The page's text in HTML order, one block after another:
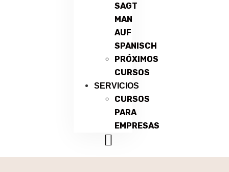
SAGT
MAN
AUF
SPANISCH
PRÓXIMOS
CURSOS
SERVICIOS
CURSOS
PARA
EMPRESAS